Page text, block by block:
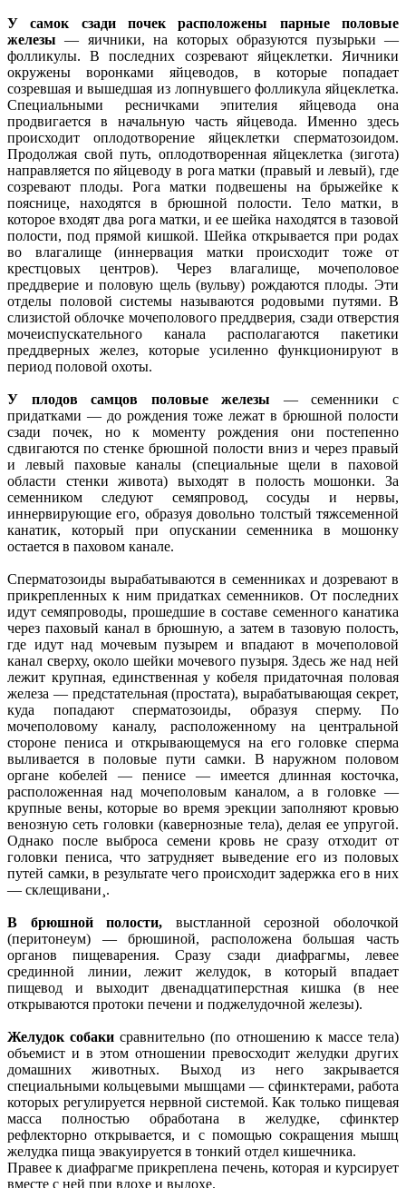
У самок сзади почек расположены парные половые
железы — яичники, на которых образуются пузырьки —
фолликулы. В последних созревают яйцеклетки. Яичники
окружены воронками яйцеводов, в которые попадает
созревшая и вышедшая из лопнувшего фолликула яйцеклетка.
Специальными ресничками эпителия яйцевода она
продвигается в начальную часть яйцевода. Именно здесь
происходит оплодотворение яйцеклетки сперматозоидом.
Продолжая свой путь, оплодотворенная яйцеклетка (зигота)
направляется по яйцеводу в рога матки (правый и левый), где
созревают плоды. Рога матки подвешены на брыжейке к
пояснице, находятся в брюшной полости. Тело матки, в
которое входят два рога матки, и ее шейка находятся в тазовой
полости, под прямой кишкой. Шейка открывается при родах
во влагалище (иннервация матки происходит тоже от
крестцовых центров). Через влагалище, мочеполовое
преддверие и половую щель (вульву) рождаются плоды. Эти
отделы половой системы называются родовыми путями. В
слизистой облочке мочеполового преддверия, сзади отверстия
мочеиспускательного канала располагаются пакетики
преддверных желез, которые усиленно функционируют в
период половой охоты.
У плодов самцов половые железы — семенники с
придатками — до рождения тоже лежат в брюшной полости
сзади почек, но к моменту рождения они постепенно
сдвигаются по стенке брюшной полости вниз и через правый
и левый паховые каналы (специальные щели в паховой
области стенки живота) выходят в полость мошонки. За
семенником следуют семяпровод, сосуды и нервы,
иннервирующие его, образуя довольно толстый тяжсеменной
канатик, который при опускании семенника в мошонку
остается в паховом канале.
Сперматозоиды вырабатываются в семенниках и дозревают в
прикрепленных к ним придатках семенников. От последних
идут семяпроводы, прошедшие в составе семенного канатика
через паховый канал в брюшную, а затем в тазовую полость,
где идут над мочевым пузырем и впадают в мочеполовой
канал сверху, около шейки мочевого пузыря. Здесь же над ней
лежит крупная, единственная у кобеля придаточная половая
железа — предстательная (простата), вырабатывающая секрет,
куда попадают сперматозоиды, образуя сперму. По
мочеполовому каналу, расположенному на центральной
стороне пениса и открывающемуся на его головке сперма
выливается в половые пути самки. В наружном половом
органе кобелей — пенисе — имеется длинная косточка,
расположенная над мочеполовым каналом, а в головке —
крупные вены, которые во время эрекции заполняют кровью
венозную сеть головки (кавернозные тела), делая ее упругой.
Однако после выброса семени кровь не сразу отходит от
головки пениса, что затрудняет выведение его из половых
путей самки, в результате чего происходит задержка его в них
— склещивани¸.
В брюшной полости, выстланной серозной оболочкой
(перитонеум) — брюшиной, расположена большая часть
органов пищеварения. Сразу сзади диафрагмы, левее
срединной линии, лежит желудок, в который впадает
пищевод и выходит двенадцатиперстная кишка (в нее
открываются протоки печени и поджелудочной железы).
Желудок собаки сравнительно (по отношению к массе тела)
объемист и в этом отношении превосходит желудки других
домашних животных. Выход из него закрывается
специальными кольцевыми мышцами — сфинктерами, работа
которых регулируется нервной системой. Как только пищевая
масса полностью обработана в желудке, сфинктер
рефлекторно открывается, и с помощью сокращения мышц
желудка пища эвакуируется в тонкий отдел кишечника.
Правее к диафрагме прикреплена печень, которая и курсирует
вместе с ней при вдохе и выдохе.